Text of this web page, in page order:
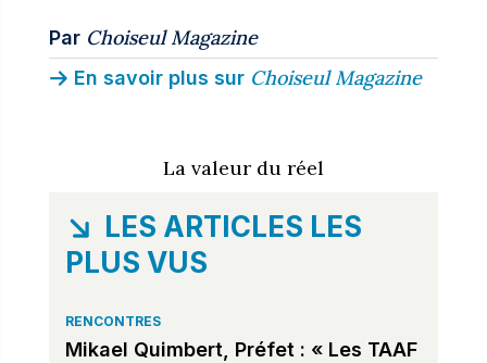
Par Choiseul Magazine
En savoir plus sur Choiseul Magazine
La valeur du réel
LES ARTICLES LES
PLUS VUS
RENCONTRES
Mikael Quimbert, Préfet : « Les TAAF